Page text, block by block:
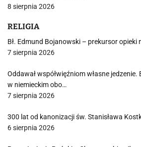
8 sierpnia 2026
RELIGIA
Bł. Edmund Bojanowski – prekursor opieki
7 sierpnia 2026
Oddawał współwięźniom własne jedzenie.
w niemieckim obo…
7 sierpnia 2026
300 lat od kanonizacji św. Stanisława
6 sierpnia 2026